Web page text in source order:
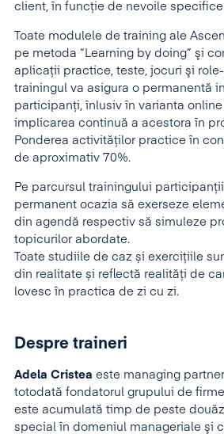
client, în funcţie de nevoile
Toate modulele de training ale
pe metoda “Learning by doing” şi
aplicaţii practice, teste, jocuri şi
trainingul va asigura o permanentă
participanţi, înlusiv în varianta
implicarea continuă a acestora în
Ponderea activităţilor practice în
de aproximativ 70%.
Pe parcursul trainingului
permanent ocazia să exerseze
din agendă respectiv să simuleze
topicurilor abordate.
Toate studiile de caz și exercițiile
din realitate și reflectă realități de
lovesc în practica de zi cu zi.
Despre traineri
Adela Cristea este managing
totodată fondatorul grupului de
este acumulată timp de peste
special în domeniul manageriale şi